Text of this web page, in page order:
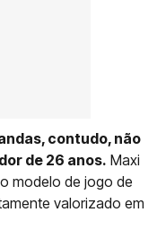
contudo, não
de 26 anos. Maxi
modelo de jogo de
valorizado em